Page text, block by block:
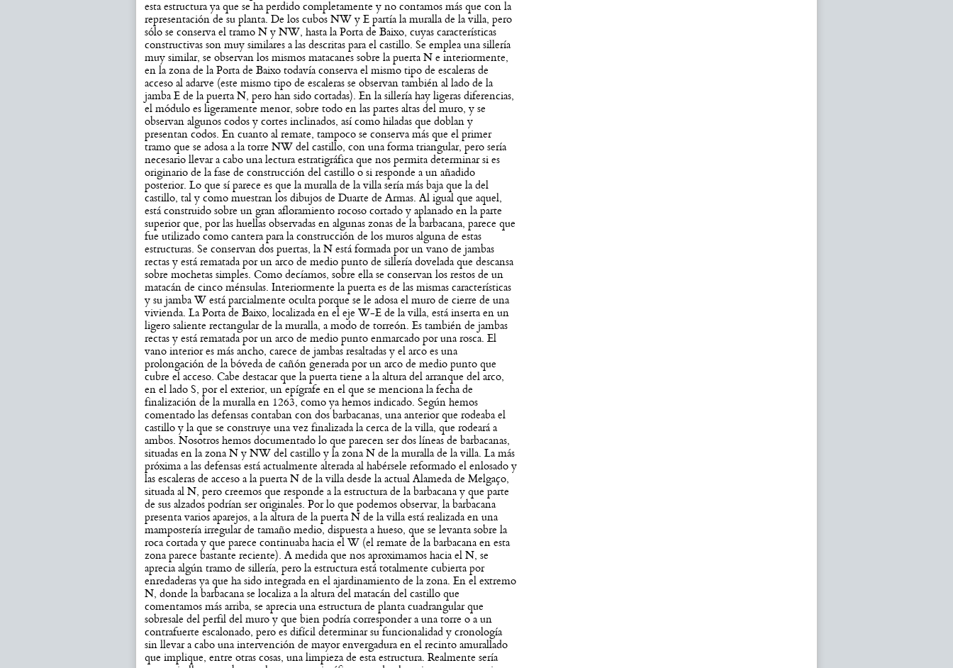
esta estructura ya que se ha perdido completamente y no contamos más que con la
representación de su planta. De los cubos NW y E partía la muralla de la villa, pero
sólo se conserva el tramo N y NW, hasta la Porta de Baixo, cuyas características
constructivas son muy similares a las descritas para el castillo. Se emplea una sillería
muy similar, se observan los mismos matacanes sobre la puerta N e interiormente,
en la zona de la Porta de Baixo todavía conserva el mismo tipo de escaleras de
acceso al adarve (este mismo tipo de escaleras se observan también al lado de la
jamba E de la puerta N, pero han sido cortadas). En la sillería hay ligeras diferencias,
el módulo es ligeramente menor, sobre todo en las partes altas del muro, y se
observan algunos codos y cortes inclinados, así como hiladas que doblan y
presentan codos. En cuanto al remate, tampoco se conserva más que el primer
tramo que se adosa a la torre NW del castillo, con una forma triangular, pero sería
necesario llevar a cabo una lectura estratigráfica que nos permita determinar si es
originario de la fase de construcción del castillo o si responde a un añadido
posterior. Lo que sí parece es que la muralla de la villa sería más baja que la del
castillo, tal y como muestran los dibujos de Duarte de Armas. Al igual que aquel,
está construido sobre un gran afloramiento rocoso cortado y aplanado en la parte
superior que, por las huellas observadas en algunas zonas de la barbacana, parece que
fue utilizado como cantera para la construcción de los muros alguna de estas
estructuras. Se conservan dos puertas, la N está formada por un vano de jambas
rectas y está rematada por un arco de medio punto de sillería dovelada que descansa
sobre mochetas simples. Como decíamos, sobre ella se conservan los restos de un
matacán de cinco ménsulas. Interiormente la puerta es de las mismas características
y su jamba W está parcialmente oculta porque se le adosa el muro de cierre de una
vivienda. La Porta de Baixo, localizada en el eje W-E de la villa, está inserta en un
ligero saliente rectangular de la muralla, a modo de torreón. Es también de jambas
rectas y está rematada por un arco de medio punto enmarcado por una rosca. El
vano interior es más ancho, carece de jambas resaltadas y el arco es una
prolongación de la bóveda de cañón generada por un arco de medio punto que
cubre el acceso. Cabe destacar que la puerta tiene a la altura del arranque del arco,
en el lado S, por el exterior, un epígrafe en el que se menciona la fecha de
finalización de la muralla en 1263, como ya hemos indicado. Según hemos
comentado las defensas contaban con dos barbacanas, una anterior que rodeaba el
castillo y la que se construye una vez finalizada la cerca de la villa, que rodeará a
ambos. Nosotros hemos documentado lo que parecen ser dos líneas de barbacanas,
situadas en la zona N y NW del castillo y la zona N de la muralla de la villa. La más
próxima a las defensas está actualmente alterada al habérsele reformado el enlosado y
las escaleras de acceso a la puerta N de la villa desde la actual Alameda de Melgaço,
situada al N, pero creemos que responde a la estructura de la barbacana y que parte
de sus alzados podrían ser originales. Por lo que podemos observar, la barbacana
presenta varios aparejos, a la altura de la puerta N de la villa está realizada en una
mampostería irregular de tamaño medio, dispuesta a hueso, que se levanta sobre la
roca cortada y que parece continuaba hacia el W (el remate de la barbacana en esta
zona parece bastante reciente). A medida que nos aproximamos hacia el N, se
aprecia algún tramo de sillería, pero la estructura está totalmente cubierta por
enredaderas ya que ha sido integrada en el ajardinamiento de la zona. En el extremo
N, donde la barbacana se localiza a la altura del matacán del castillo que
comentamos más arriba, se aprecia una estructura de planta cuadrangular que
sobresale del perfil del muro y que bien podría corresponder a una torre o a un
contrafuerte escalonado, pero es difícil determinar su funcionalidad y cronología
sin llevar a cabo una intervención de mayor envergadura en el recinto amurallado
que implique, entre otras cosas, una limpieza de esta estructura. Realmente sería